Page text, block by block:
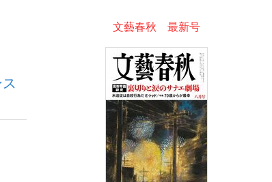
ジャパン選手が証言した“NPB聞...
文藝春秋 最新号